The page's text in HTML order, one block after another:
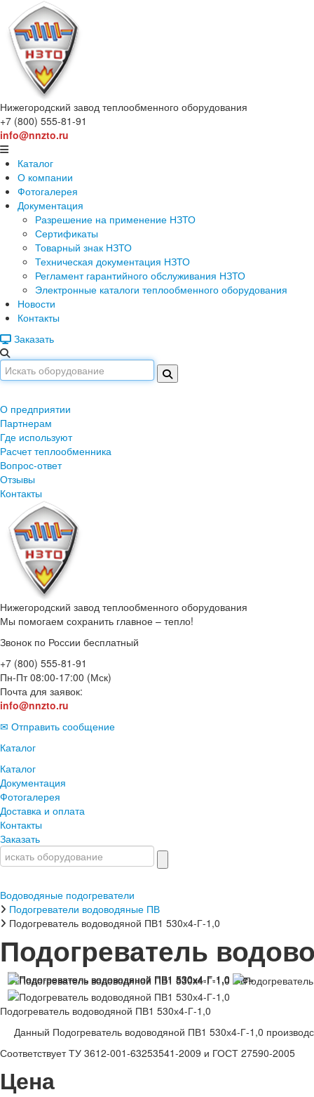
Нижегородский завод теплообменного оборудования
+7 (800) 555-81-91
info@nnzto.ru
Каталог
О компании
Фотогалерея
Документация
Разрешение на применение НЗТО
Сертификаты
Товарный знак НЗТО
Техническая документация НЗТО
Регламент гарантийного обслуживания НЗТО
Электронные каталоги теплообменного оборудования
Новости
Контакты
Заказать
О предприятии
Партнерам
Где используют
Расчет теплообменника
Вопрос-ответ
Отзывы
Контакты
Нижегородский завод теплообменного оборудования
Мы помогаем сохранить главное – тепло!
Звонок по России бесплатный
+7 (800) 555-81-91
Пн-Пт 08:00-17:00 (Мск)
Почта для заявок:
info@nnzto.ru
✉ Отправить сообщение
Каталог
Каталог
Документация
Фотогалерея
Доставка и оплата
Контакты
Заказать
Водоводяные подогреватели
Подогреватели водоводяные ПВ
Подогреватель водоводяной ПВ1 530х4-Г-1,0
Подогреватель
Подогреватель водоводяной ПВ1 530х4-Г-1,0
Данный Подогреватель водоводяной ПВ1 530х4-Г-1,0
Соответствует ТУ 3612-001-63253541-2009 и ГОСТ 27590-2005
Цена